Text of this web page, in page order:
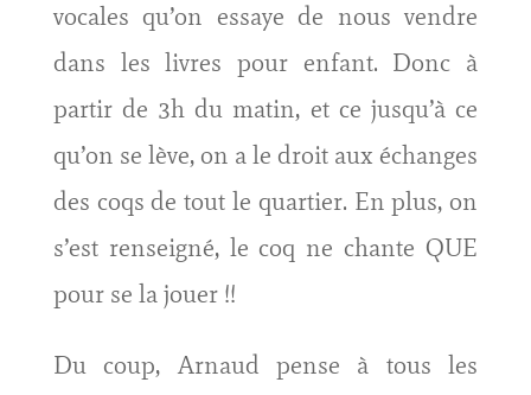
vocales qu’on essaye de nous vendre
dans les livres pour enfant. Donc à
partir de 3h du matin, et ce jusqu’à ce
qu’on se lève, on a le droit aux échanges
des coqs de tout le quartier. En plus, on
s’est renseigné, le coq ne chante QUE
pour se la jouer !!
Du coup, Arnaud pense à tous les